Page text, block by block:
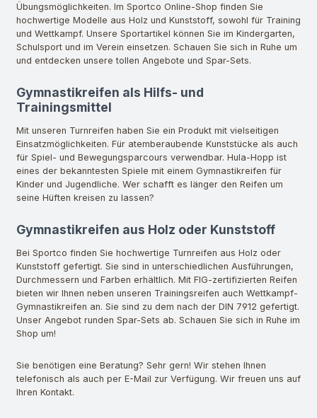
Übungsmöglichkeiten. Im Sportco Online-Shop finden Sie
hochwertige Modelle aus Holz und Kunststoff, sowohl für Training
und Wettkampf. Unsere Sportartikel können Sie im Kindergarten,
Schulsport und im Verein einsetzen. Schauen Sie sich in Ruhe um
und entdecken unsere tollen Angebote und Spar-Sets.
Gymnastikreifen als Hilfs- und
Trainingsmittel
Mit unseren Turnreifen haben Sie ein Produkt mit vielseitigen
Einsatzmöglichkeiten. Für atemberaubende Kunststücke als auch
für Spiel- und Bewegungsparcours verwendbar. Hula-Hopp ist
eines der bekanntesten Spiele mit einem Gymnastikreifen für
Kinder und Jugendliche. Wer schafft es länger den Reifen um
seine Hüften kreisen zu lassen?
Gymnastikreifen aus Holz oder Kunststoff
Bei Sportco finden Sie hochwertige Turnreifen aus Holz oder
Kunststoff gefertigt. Sie sind in unterschiedlichen Ausführungen,
Durchmessern und Farben erhältlich. Mit FIG-zertifizierten Reifen
bieten wir Ihnen neben unseren Trainingsreifen auch Wettkampf-
Gymnastikreifen an. Sie sind zu dem nach der DIN 7912 gefertigt.
Unser Angebot runden Spar-Sets ab. Schauen Sie sich in Ruhe im
Shop um!
Sie benötigen eine Beratung? Sehr gern! Wir stehen Ihnen
telefonisch als auch per E-Mail zur Verfügung. Wir freuen uns auf
Ihren Kontakt.